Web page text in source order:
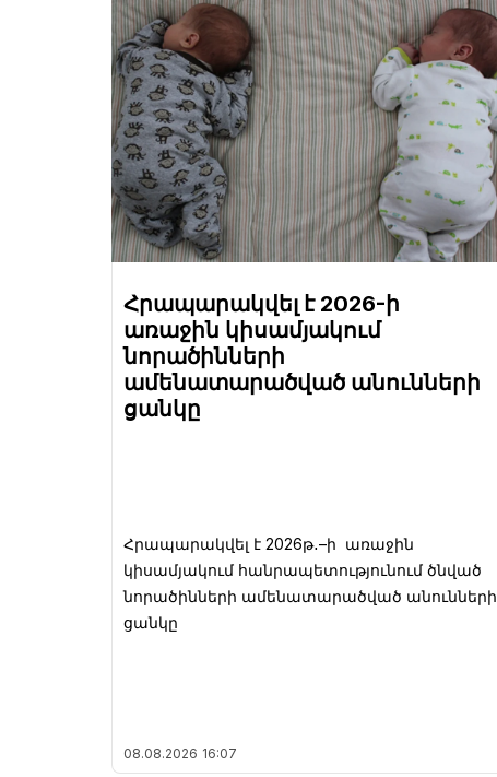
Հրապարակվել է 2026-ի
առաջին կիսամյակում
նորածինների
ամենատարածված անունների
ցանկը
Հրապարակվել է 2026թ․–ի առաջին
կիսամյակում հանրապետությունում ծնված
նորածինների ամենատարածված անունների
ցանկը
08.08.2026 16:07